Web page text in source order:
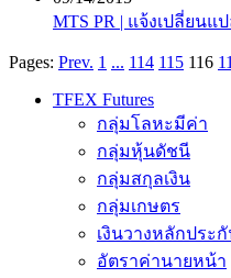
MTS PR | แจ้งเปลี่ยนแ
Pages: Prev. 1 ... 114 115 116
TFEX Futures
กลุ่มโลหะมีค่า
กลุ่มหุ้นดัชนี
กลุ่มสกุลเงิน
กลุ่มเกษตร
เงินวางหลักประ
อัตราค่านายหน้า